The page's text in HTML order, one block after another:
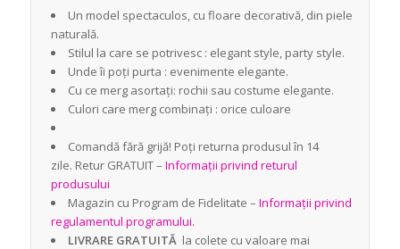
Un model spectaculos, cu floare decorativă, din piele
naturală.
Stilul la care se potrivesc : elegant style, party style.
Unde îi poți purta : evenimente elegante.
Cu ce merg asortați: rochii sau costume elegante.
Culori care merg combinați : orice culoare
Comandă fără grijă! Poți returna produsul în 14
zile. Retur GRATUIT – Informații privind returul
produsului
Magazin cu Program de Fidelitate – Informații privind
regulamentul programului.
LIVRARE GRATUITĂ la colete cu valoare mai